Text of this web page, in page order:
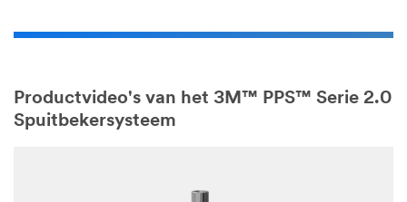
Productvideo's van het 3M™ PPS™ Serie 2.0
Spuitbekersysteem